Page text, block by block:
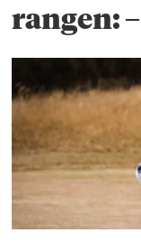
rangen: